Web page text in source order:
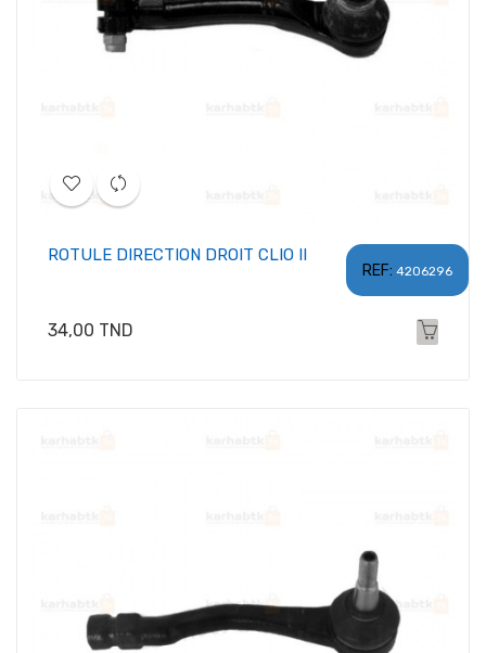
REF: 4206296
ROTULE DIRECTION DROIT CLIO II
Prix
34,00 TND